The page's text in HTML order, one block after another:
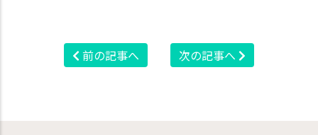
前の記事へ 次の記事へ